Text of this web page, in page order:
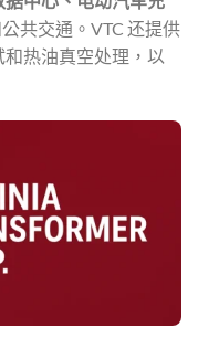
共交通。VTC 还提供
热油真空处理，以